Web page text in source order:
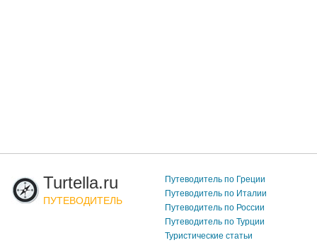
Turtella.ru
ПУТЕВОДИТЕЛЬ
Путеводитель по Греции
Путеводитель по Италии
Путеводитель по России
Путеводитель по Турции
Туристические статьи